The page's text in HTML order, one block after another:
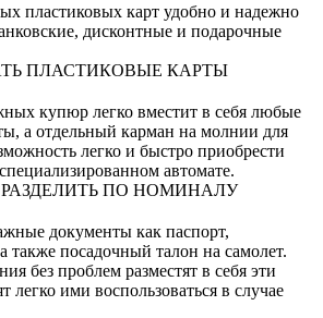
пластиковых карт удобно и надежно
дисконтные и подарочные
ПЛАСТИКОВЫЕ КАРТЫ
купюр легко вместит в себя любые
а отдельный карман на молнии для
легко и быстро приобрести
автомате.
ПО НОМИНАЛУ
документы как паспорт,
также посадочный талон на самолет.
без проблем разместят в себя эти
легко ими воспользоваться в случае